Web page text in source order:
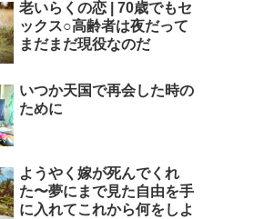
老いらくの恋 | 70歳でもセ
ックス○高齢者は夜だって
まだまだ現役なのだ
いつか天国で再会した時の
ために
ようやく嫁が死んでくれ
た〜夢にまで見た自由を手
に入れてこれから何をしよ